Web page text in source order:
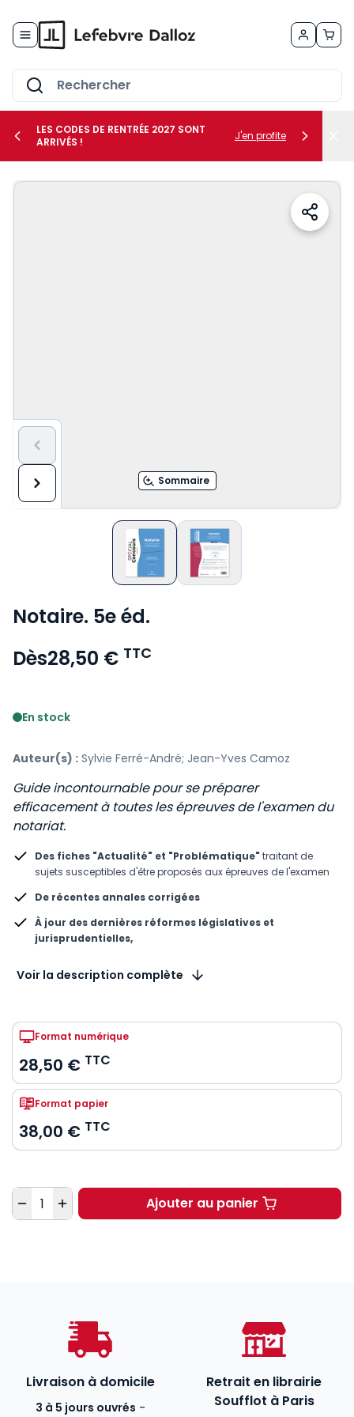
le sous-menu Vos métiers
LES CODES DE RENTRÉE 2027 SONT
ARRIVÉS !
J'en profite
Sommaire
Notaire. 5e éd.
Dès28,50 € TTC
En stock
Auteur(s) : Sylvie Ferré-André; Jean-Yves Camoz
Guide incontournable pour se préparer
efficacement à toutes les épreuves de l'examen du
notariat.
Des fiches "Actualité" et "Problématique" traitant de
sujets susceptibles d'être proposés aux épreuves de l'examen
De récentes annales corrigées
À jour des dernières réformes législatives et
jurisprudentielles,
Voir la description complète
Format numérique
28,50 € TTC
Format papier
38,00 € TTC
Quantité Ajouter au panierNotaire. 5e éd. à
Livraison à domicile
3 à 5 jours ouvrés -
Retrait en librairie
Soufflot à Paris